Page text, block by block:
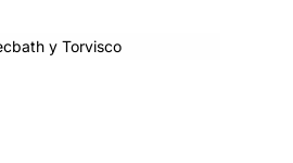
y Torvisco